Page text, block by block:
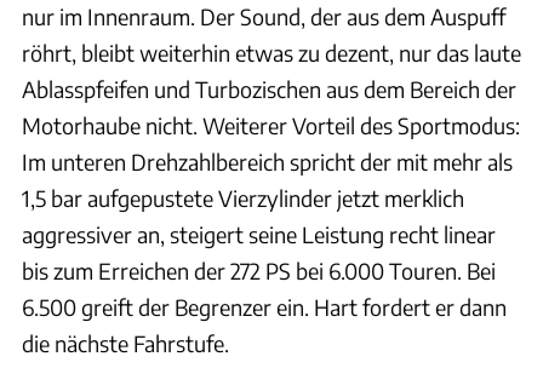
nur im Innenraum. Der Sound, der aus dem Auspuff
röhrt, bleibt weiterhin etwas zu dezent, nur das laute
Ablasspfeifen und Turbozischen aus dem Bereich der
Motorhaube nicht. Weiterer Vorteil des Sportmodus:
Im unteren Drehzahlbereich spricht der mit mehr als
1,5 bar aufgepustete Vierzylinder jetzt merklich
aggressiver an, steigert seine Leistung recht linear
bis zum Erreichen der 272 PS bei 6.000 Touren. Bei
6.500 greift der Begrenzer ein. Hart fordert er dann
die nächste Fahrstufe.